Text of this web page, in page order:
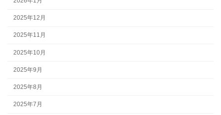
2025年12月
2025年11月
2025年10月
2025年9月
2025年8月
2025年7月